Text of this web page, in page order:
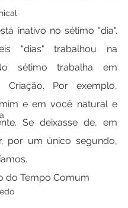
inativo no sétimo "dia".
"dias" trabalhou na
sétimo trabalha em
Criação. Por exemplo,
e em você natural e
Se deixasse de, em
por um único segundo,
do Tempo Comum